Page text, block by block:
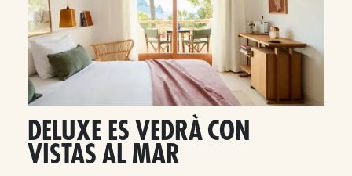
DELUXE ES VEDRÀ CON
VISTAS AL MAR